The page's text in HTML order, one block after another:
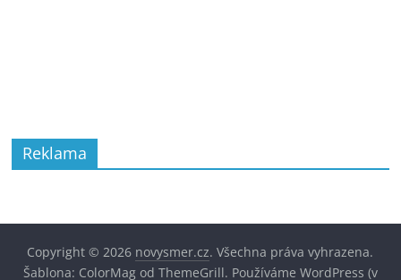
Reklama
Copyright © 2026 novysmer.cz. Všechna práva vyhrazena.
Šablona: ColorMagod ThemeGrill. Používáme WordPress (v